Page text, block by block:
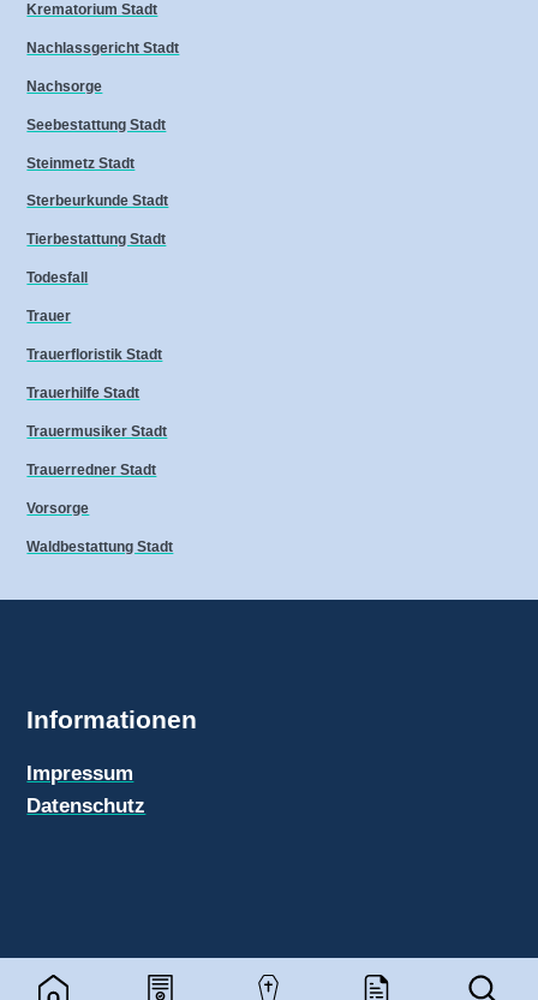
Krematorium Stadt
Nachlassgericht Stadt
Nachsorge
Seebestattung Stadt
Steinmetz Stadt
Sterbeurkunde Stadt
Tierbestattung Stadt
Todesfall
Trauer
Trauerfloristik Stadt
Trauerhilfe Stadt
Trauermusiker Stadt
Trauerredner Stadt
Vorsorge
Waldbestattung Stadt
Informationen
Impressum
Datenschutz